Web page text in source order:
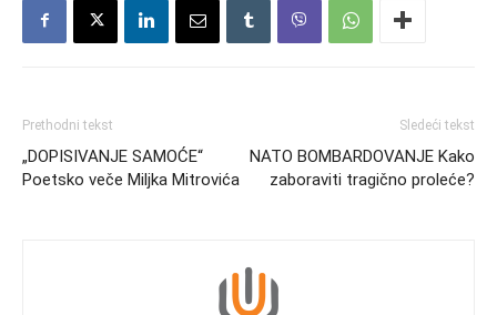
Prethodni tekst
„DOPISIVANJE SAMOĆE“
Poetsko veče Miljka Mitrovića
Sledeći tekst
NATO BOMBARDOVANJE Kako
zaboraviti tragično proleće?